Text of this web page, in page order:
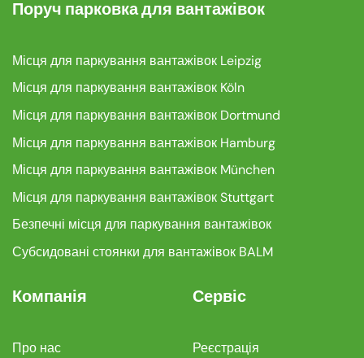
Поруч парковка для вантажівок
Місця для паркування вантажівок Leipzig
Місця для паркування вантажівок Köln
Місця для паркування вантажівок Dortmund
Місця для паркування вантажівок Hamburg
Місця для паркування вантажівок München
Місця для паркування вантажівок Stuttgart
Безпечні місця для паркування вантажівок
Субсидовані стоянки для вантажівок BALM
Компанія
Про нас
Сервіс
Реєстрація